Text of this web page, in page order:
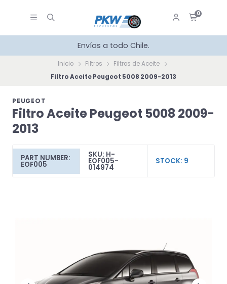
0
Envíos a todo Chile.
Inicio Filtros
Filtros de Aceite
Filtro Aceite Peugeot 5008 2009-2013
PEUGEOT
Filtro Aceite Peugeot 5008 2009-
2013
PART NUMBER:
EOF005
SKU: H-
EOF005-
014974
STOCK: 9